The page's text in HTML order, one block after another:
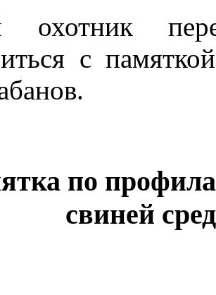
охотник
с
по
свиней